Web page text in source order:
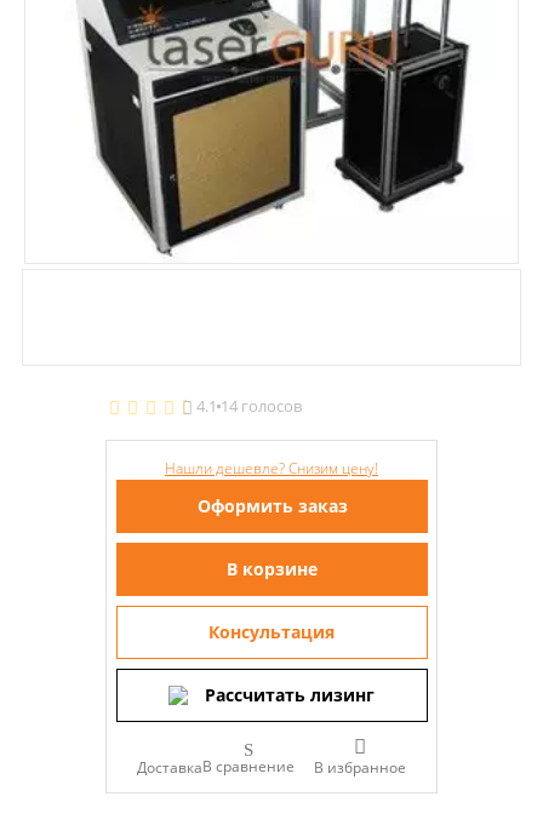
4.1 14 голосов
Нашли дешевле? Снизим цену!
Оформить заказ
В корзине
Консультация
Рассчитать лизинг
ДоставкаВ сравнение